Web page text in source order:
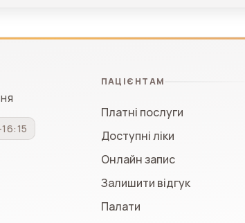
ПАЦІЄНТАМ
Платні послуги
Доступні ліки
Онлайн запис
Залишити відгук
Палати